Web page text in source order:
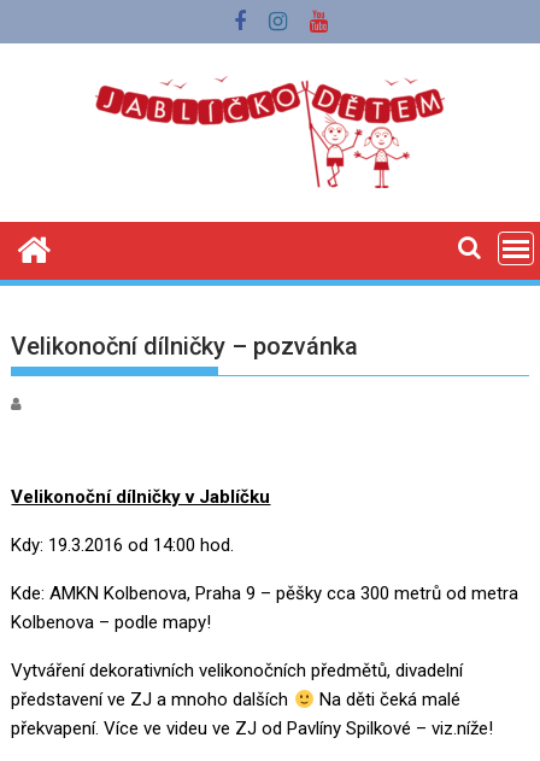
to
Velikonoční dílničky – pozvánka
Velikonoční dílničky v Jablíčku
Kdy: 19.3.2016 od 14:00 hod.
Kde: AMKN Kolbenova, Praha 9 – pěšky cca 300 metrů od metra
Kolbenova – podle mapy!
Vytváření dekorativních velikonočních předmětů, divadelní
představení ve ZJ a mnoho dalších
Na děti čeká malé
překvapení. Více ve videu ve ZJ od Pavlíny Spilkové – viz.níže!